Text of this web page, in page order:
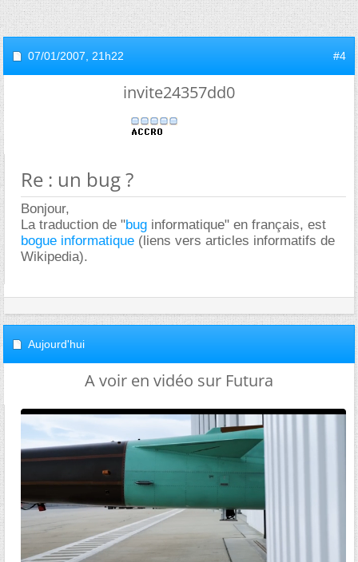
07/01/2007, 21h22 #4
invite24357dd0
Re : un bug ?
Bonjour,
La traduction de "bug informatique" en français, est
bogue informatique (liens vers articles informatifs de
Wikipedia).
Aujourd'hui
A voir en vidéo sur Futura